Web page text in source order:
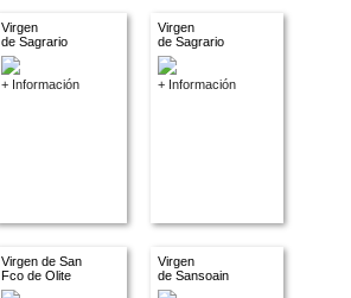
Virgen
de Sagrario
+ Información
Virgen
de Sagrario
+ Información
Virgen de San
Fco de Olite
Virgen
de Sansoain